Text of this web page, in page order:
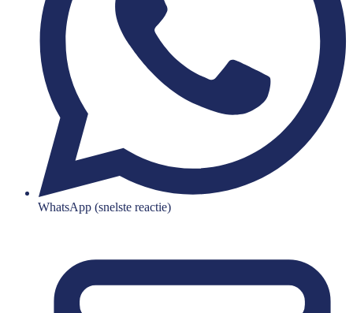
WhatsApp (snelste reactie)